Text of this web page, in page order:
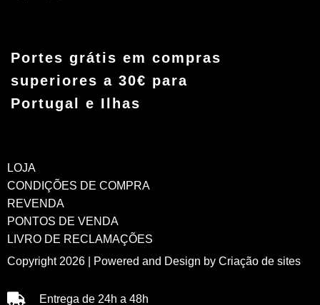
Portes grátis em compras
superiores a 30€ para
Portugal e Ilhas
LOJA
CONDIÇÕES DE COMPRA
REVENDA
PONTOS DE VENDA
LIVRO DE RECLAMAÇÕES
Copyright 2026 | Powered and Design by Criação de sites
Entrega de 24h a 48h